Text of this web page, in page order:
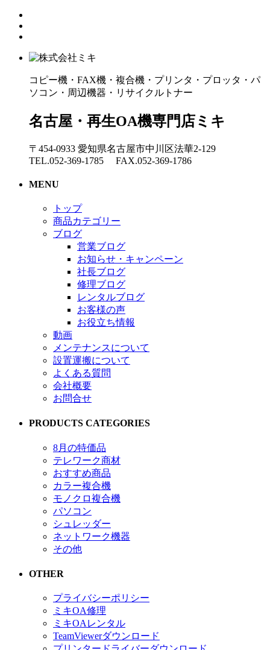
コピー機・FAX機・複合機・プリンタ・プロッタ・パ
ソコン・周辺機器・リサイクルトナー
名古屋・再生OA機専門店ミキ
〒454-0933 愛知県名古屋市中川区法華2-129
TEL.052-369-1785 FAX.052-369-1786
MENU
トップ
商品カテゴリー
ブログ
営業ブログ
お知らせ・キャンペーン
社長ブログ
修理ブログ
レンタルブログ
お客様の声
お役立ち情報
動画
メンテナンスについて
設置運搬について
よくある質問
会社概要
お問合せ
PRODUCTS CATEGORIES
8月の特価品
テレワーク商材
おすすめ商品
カラー複合機
モノクロ複合機
パソコン
シュレッダー
ネットワーク機器
その他
OTHER
プライバシーポリシー
ミキOA修理
ミキOAレンタル
TeamViewerダウンロード